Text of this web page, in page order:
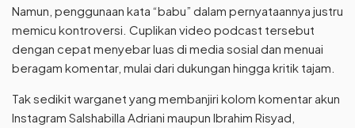
Namun, penggunaan kata “babu” dalam pernyataannya justru
memicu kontroversi. Cuplikan video podcast tersebut
dengan cepat menyebar luas di media sosial dan menuai
beragam komentar, mulai dari dukungan hingga kritik tajam.
Tak sedikit warganet yang membanjiri kolom komentar akun
Instagram Salshabilla Adriani maupun Ibrahim Risyad,